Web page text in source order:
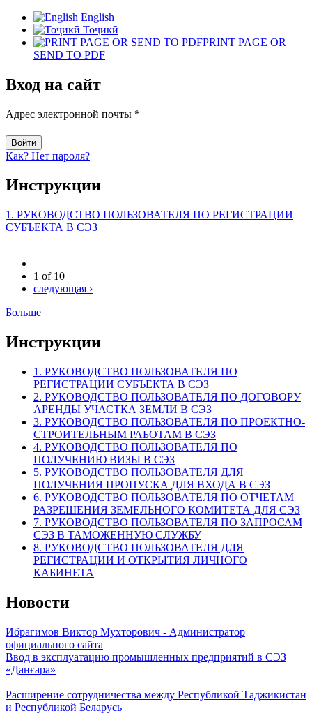
English
Тоҷикӣ
PRINT PAGE OR
SEND TO PDF
Вход на сайт
Адрес электронной почты *
Как? Нет пароля?
Инструкции
1. РУКОВОДСТВО ПОЛЬЗОВАТЕЛЯ ПО РЕГИСТРАЦИИ
СУБЪЕКТА В СЭЗ
1 of 10
следующая ›
Больше
Инструкции
1. РУКОВОДСТВО ПОЛЬЗОВАТЕЛЯ ПО
РЕГИСТРАЦИИ СУБЪЕКТА В СЭЗ
2. РУКОВОДСТВО ПОЛЬЗОВАТЕЛЯ ПО ДОГОВОРУ
АРЕНДЫ УЧАСТКА ЗЕМЛИ В СЭЗ
3. РУКОВОДСТВО ПОЛЬЗОВАТЕЛЯ ПО ПРОЕКТНО-
СТРОИТЕЛЬНЫМ РАБОТАМ В СЭЗ
4. РУКОВОДСТВО ПОЛЬЗОВАТЕЛЯ ПО
ПОЛУЧЕНИЮ ВИЗЫ В СЭЗ
5. РУКОВОДСТВО ПОЛЬЗОВАТЕЛЯ ДЛЯ
ПОЛУЧЕНИЯ ПРОПУСКА ДЛЯ ВХОДА В СЭЗ
6. РУКОВОДСТВО ПОЛЬЗОВАТЕЛЯ ПО ОТЧЕТАМ
РАЗРЕШЕНИЯ ЗЕМЕЛЬНОГО КОМИТЕТА ДЛЯ СЭЗ
7. РУКОВОДСТВО ПОЛЬЗОВАТЕЛЯ ПО ЗАПРОСАМ
СЭЗ В ТАМОЖЕННУЮ СЛУЖБУ
8. РУКОВОДСТВО ПОЛЬЗОВАТЕЛЯ ДЛЯ
РЕГИСТРАЦИИ И ОТКРЫТИЯ ЛИЧНОГО
КАБИНЕТА
Новости
Ибрагимов Виктор Мухторович - Администратор
официального сайта
Ввод в эксплуатацию промышленных предприятий в СЭЗ
«Данғара»
Расширение сотрудничества между Республикой Таджикистан
и Республикой Беларусь